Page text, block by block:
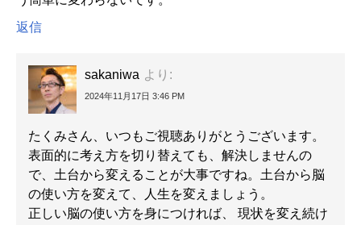
返信
sakaniwa より:
2024年11月17日 3:46 PM
たくみさん、いつもご視聴ありがとうございます。
表面的に考え方を切り替えても、解決しませんの
で、土台から変えることが大事ですね。土台から脳
の使い方を変えて、人生を変えましょう。
正しい脳の使い方を身につければ、 現状を変え続け